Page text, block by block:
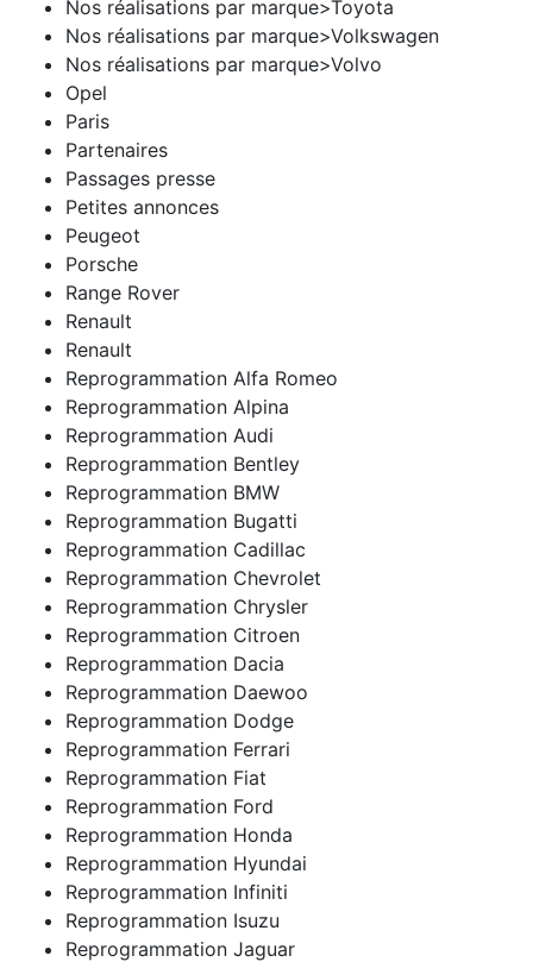
Nos réalisations par marque>Toyota
Nos réalisations par marque>Volkswagen
Nos réalisations par marque>Volvo
Opel
Paris
Partenaires
Passages presse
Petites annonces
Peugeot
Porsche
Range Rover
Renault
Renault
Reprogrammation Alfa Romeo
Reprogrammation Alpina
Reprogrammation Audi
Reprogrammation Bentley
Reprogrammation BMW
Reprogrammation Bugatti
Reprogrammation Cadillac
Reprogrammation Chevrolet
Reprogrammation Chrysler
Reprogrammation Citroen
Reprogrammation Dacia
Reprogrammation Daewoo
Reprogrammation Dodge
Reprogrammation Ferrari
Reprogrammation Fiat
Reprogrammation Ford
Reprogrammation Honda
Reprogrammation Hyundai
Reprogrammation Infiniti
Reprogrammation Isuzu
Reprogrammation Jaguar